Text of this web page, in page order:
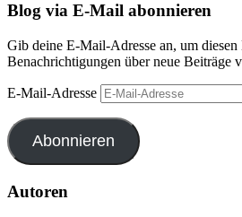
Blog via E-Mail abonnieren
Gib deine E-Mail-Adresse an, um
Benachrichtigungen über neue Beiträge
E-Mail-Adresse
Abonnieren
Autoren